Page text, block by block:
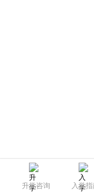
升学咨询 入学